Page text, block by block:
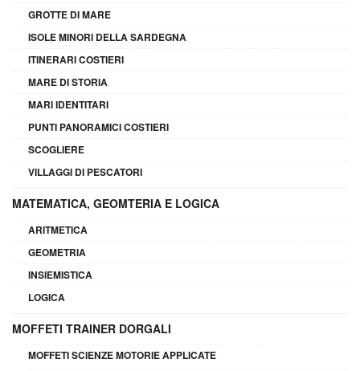
GROTTE DI MARE
ISOLE MINORI DELLA SARDEGNA
ITINERARI COSTIERI
MARE DI STORIA
MARI IDENTITARI
PUNTI PANORAMICI COSTIERI
SCOGLIERE
VILLAGGI DI PESCATORI
MATEMATICA, GEOMTERIA E LOGICA
ARITMETICA
GEOMETRIA
INSIEMISTICA
LOGICA
MOFFETI TRAINER DORGALI
MOFFETI SCIENZE MOTORIE APPLICATE